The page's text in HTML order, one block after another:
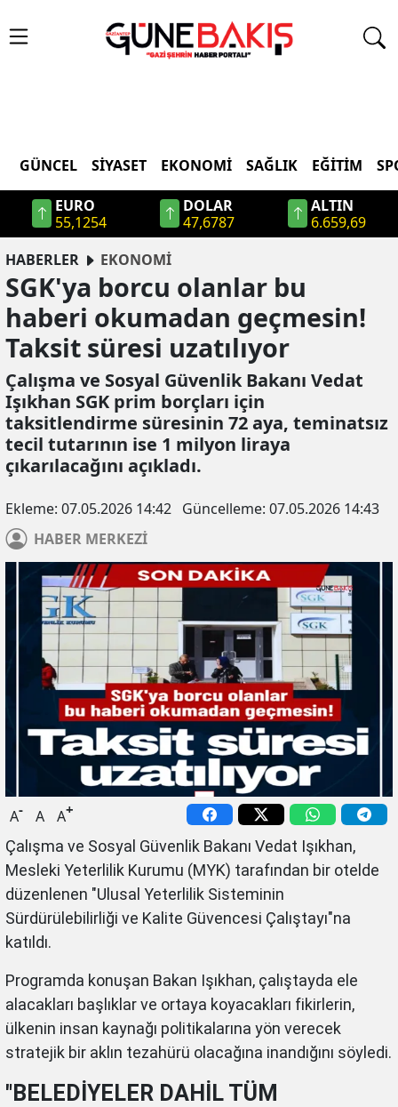
GÜNCEL SIYASET EKONOMI SAĞLIK EĞITIM
EURO
55,1254
DOLAR
47,6787
ALTIN
6.659,69
HABERLER
EKONOMİ
SGK'ya borcu olanlar bu
haberi okumadan geçmesin!
Taksit süresi uzatılıyor
Çalışma ve Sosyal Güvenlik Bakanı Vedat
Işıkhan SGK prim borçları için
taksitlendirme süresinin 72 aya, teminatsız
tecil tutarının ise 1 milyon liraya
çıkarılacağını açıkladı.
Ekleme: 07.05.2026 14:42 Güncelleme: 07.05.2026 14:43
HABER MERKEZİ
A- A A+
Çalışma ve Sosyal Güvenlik Bakanı Vedat Işıkhan,
Mesleki Yeterlilik Kurumu (MYK) tarafından bir otelde
düzenlenen "Ulusal Yeterlilik Sisteminin
Sürdürülebilirliği ve Kalite Güvencesi Çalıştayı"na
katıldı.
Programda konuşan Bakan Işıkhan, çalıştayda ele
alacakları başlıklar ve ortaya koyacakları fikirlerin,
ülkenin insan kaynağı politikalarına yön verecek
stratejik bir aklın tezahürü olacağına inandığını söyledi.
"BELEDİYELER DAHİL TÜM